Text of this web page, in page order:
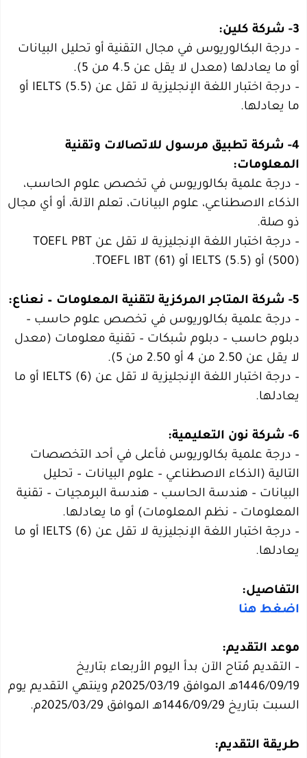
3- شركة كلين:
– درجة البكالوريوس في مجال التقنية أو تحليل البيانات
أو ما يعادلها (معدل لا يقل عن 4.5 من 5).
– درجة اختبار اللغة الإنجليزية لا تقل عن IELTS (5.5) أو
ما يعادلها.
4- شركة تطبيق مرسول للاتصالات وتقنية
المعلومات:
– درجة علمية بكالوريوس في تخصص علوم الحاسب،
الذكاء الاصطناعي، علوم البيانات، تعلم الآلة، أو أي مجال
ذو صلة.
– درجة اختبار اللغة الإنجليزية لا تقل عن TOEFL PBT
(500) أو IELTS (5.5) أو TOEFL IBT (61).
5- شركة المتاجر المركزية لتقنية المعلومات – نعناع:
– درجة علمية بكالوريوس في تخصص علوم حاسب –
دبلوم حاسب – دبلوم شبكات – تقنية معلومات (معدل
لا يقل عن 2.50 من 4 أو 2.50 من 5).
– درجة اختبار اللغة الإنجليزية لا تقل عن IELTS (6) أو ما
يعادلها.
6- شركة نون التعليمية:
– درجة علمية بكالوريوس فأعلى في أحد التخصصات
التالية (الذكاء الاصطناعي – علوم البيانات – تحليل
البيانات – هندسة الحاسب – هندسة البرمجيات – تقنية
المعلومات – نظم المعلومات) أو ما يعادلها.
– درجة اختبار اللغة الإنجليزية لا تقل عن IELTS (6) أو ما
يعادلها.
التفاصيل:
اضغط هنا
موعد التقديم:
– التقديم مُتاح الآن بدأ اليوم الأربعاء بتاريخ
1446/09/19هـ الموافق 2025/03/19م وينتهي التقديم يوم
السبت بتاريخ 1446/09/29هـ الموافق 2025/03/29م.
طريقة التقديم: